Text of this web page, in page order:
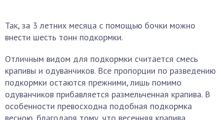
Так, за 3 летних месяца с помощью бочки можно
внести шесть тонн подкормки.
Отличным видом для подкормки считается смесь
крапивы и одуванчиков. Все пропорции по разведению
подкормки остаются прежними, лишь помимо
одуванчиков прибавляется размельченная крапива. В
особенности превосходна подобная подкормка